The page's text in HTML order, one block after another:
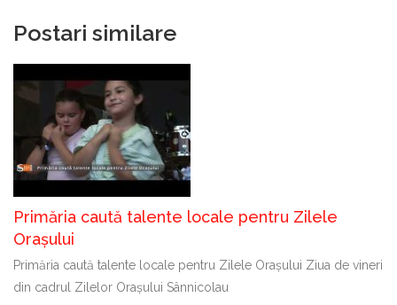
Postari similare
Primăria caută talente locale pentru Zilele
Orașului
Primăria caută talente locale pentru Zilele Orașului Ziua de vineri
din cadrul Zilelor Orașului Sânnicolau